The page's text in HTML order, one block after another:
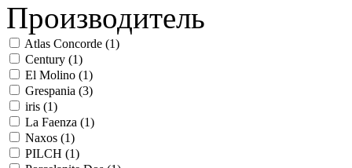
Производитель
Atlas Concorde (1)
Century (1)
El Molino (1)
Grespania (3)
iris (1)
La Faenza (1)
Naxos (1)
PILCH (1)